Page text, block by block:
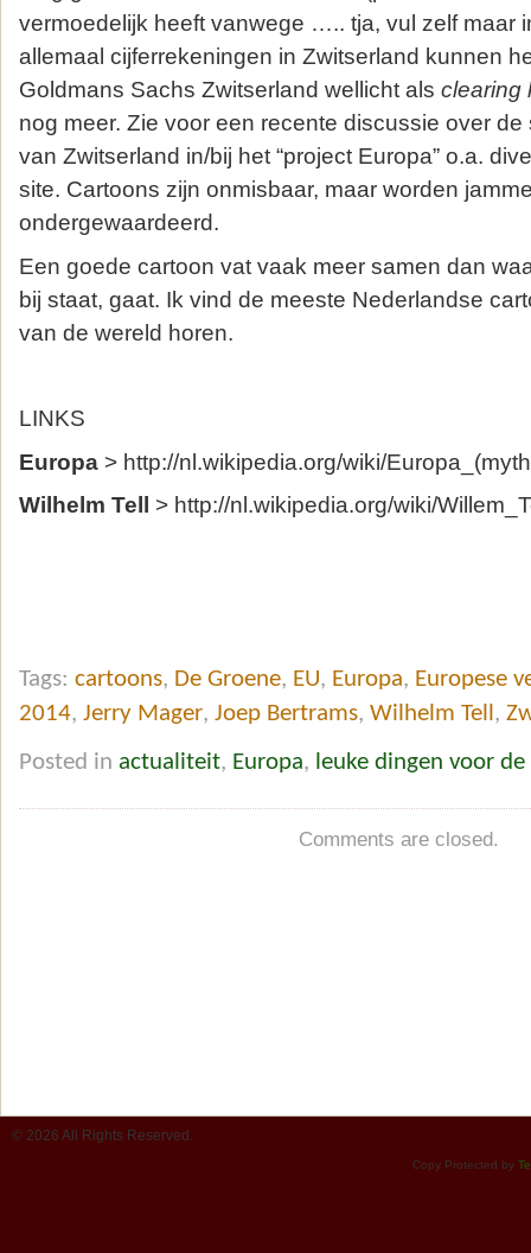
vermoedelijk heeft vanwege ….. tja, vul zelf maar
allemaal cijferrekeningen in Zwitserland kunnen
Goldmans Sachs Zwitserland wellicht als clearing
nog meer. Zie voor een recente discussie over de
van Zwitserland in/bij het “project Europa” o.a.
site. Cartoons zijn onmisbaar, maar worden
ondergewaardeerd.
Een goede cartoon vat vaak meer samen dan
bij staat, gaat. Ik vind de meeste Nederlandse
van de wereld horen.
LINKS
Europa > http://nl.wikipedia.org/wiki/
Wilhelm Tell
> http://nl.wikipedia.org/wiki/
Tags: cartoons, De Groene, EU, Europa, Europese
2014, Jerry Mager, Joep Bertrams, Wilhelm Tell ,
Posted in actualiteit, Europa, leuke dingen voor de
Comments are closed.
© 2026 All Rights Reserved.
Copy Protected by